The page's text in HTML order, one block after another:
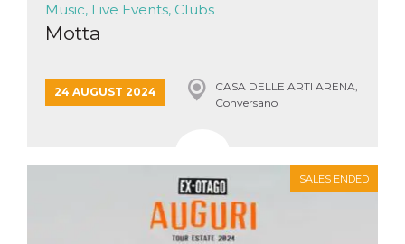
Music, Live Events, Clubs
Motta
24 AUGUST 2024
CASA DELLE ARTI ARENA,
Conversano
SALES ENDED